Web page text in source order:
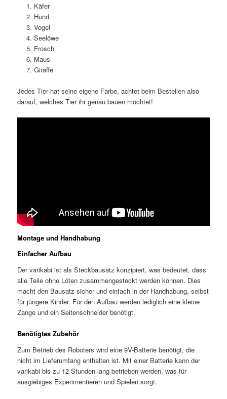
Käfer
Hund
Vogel
Seelöwe
Frosch
Maus
Giraffe
Jedes Tier hat seine eigene Farbe, achtet beim Bestellen also
darauf, welches Tier ihr genau bauen möchtet!
Montage und Handhabung
Einfacher Aufbau
Der varikabi ist als Steckbausatz konzipiert, was bedeutet, dass
alle Teile ohne Löten zusammengesteckt werden können. Dies
macht den Bausatz sicher und einfach in der Handhabung, selbst
für jüngere Kinder. Für den Aufbau werden lediglich eine kleine
Zange und ein Seitenschneider benötigt.
Benötigtes Zubehör
Zum Betrieb des Roboters wird eine 9V-Batterie benötigt, die
nicht im Lieferumfang enthalten ist. Mit einer Batterie kann der
varikabi bis zu 12 Stunden lang betrieben werden, was für
ausgiebiges Experimentieren und Spielen sorgt.